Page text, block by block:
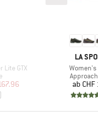
Lite GTX
Preis
MARKE
LA
Artikel
Women's
ab